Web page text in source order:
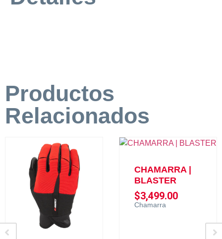
Productos
Relacionados
Chamarra
CHAMARRA |
BLASTER
$3,499.00